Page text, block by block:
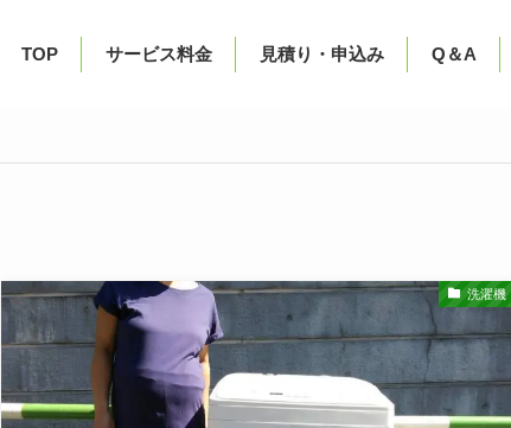
TOP サービス料金 見積り・申込み Q＆A
洗濯機